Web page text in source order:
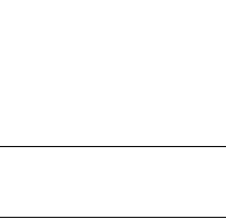
entra en